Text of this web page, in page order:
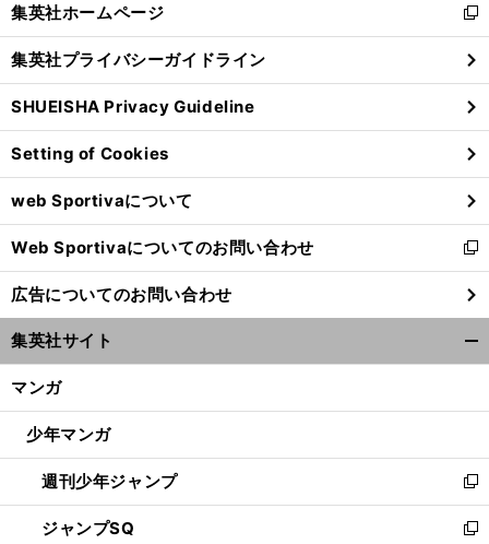
閉
る
集英社ホームページ
新
し
い
ウ
ィ
ン
ド
ウ
で
開
く
集英社プライバシーガイドライン
SHUEISHA Privacy Guideline
Setting of Cookies
web Sportivaについて
Web Sportivaについてのお問い合わせ
新
し
い
ウ
ィ
ン
ウ
開
く
広告についてのお問い合わせ
集英社サイト
マンガ
少年マンガ
週刊少年ジャンプ
新
し
い
ジャンプSQ
新